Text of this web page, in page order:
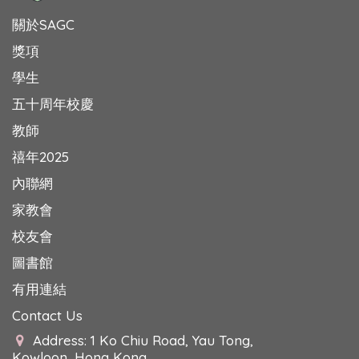
關於SAGC
獎項
學生
五十周年校慶
教師
禧年2025
內聯網
家教會
校友會
圖書館
有用連結
Contact Us
Address: 1 Ko Chiu Road, Yau Tong,